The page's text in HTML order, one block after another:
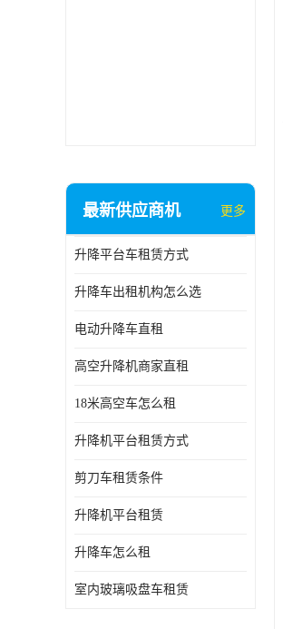
最新供应商机 更多
升降平台车租赁方式
升降车出租机构怎么选
电动升降车直租
高空升降机商家直租
18米高空车怎么租
升降机平台租赁方式
剪刀车租赁条件
升降机平台租赁
升降车怎么租
室内玻璃吸盘车租赁